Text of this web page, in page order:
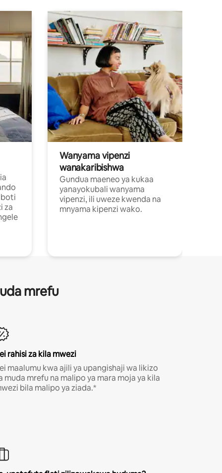
boti
za
Wanyama vipenzi
wanakaribishwa
Gundua maeneo ya kukaa
yanayokubali wanyama
vipenzi, ili uweze kwenda na
mnyama kipenzi wako.
mrefu
rahisi za kila mwezi
maalumu kwa ajili ya upangishaji wa likizo
muda mrefu na malipo ya mara moja ya kila
bila malipo ya ziada.*